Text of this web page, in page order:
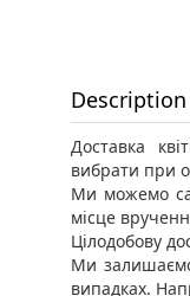
Description
Доставка
вибрати при
Ми можемо
місце
Цілодобову
Ми
випадках.